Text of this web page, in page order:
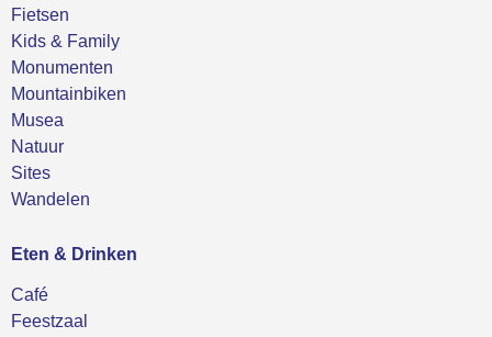
Fietsen
Kids & Family
Monumenten
Mountainbiken
Musea
Natuur
Sites
Wandelen
Eten & Drinken
Café
Feestzaal